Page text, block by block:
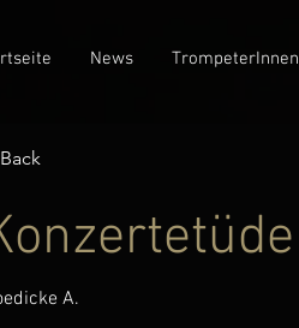
News TrompeterInnen
A.